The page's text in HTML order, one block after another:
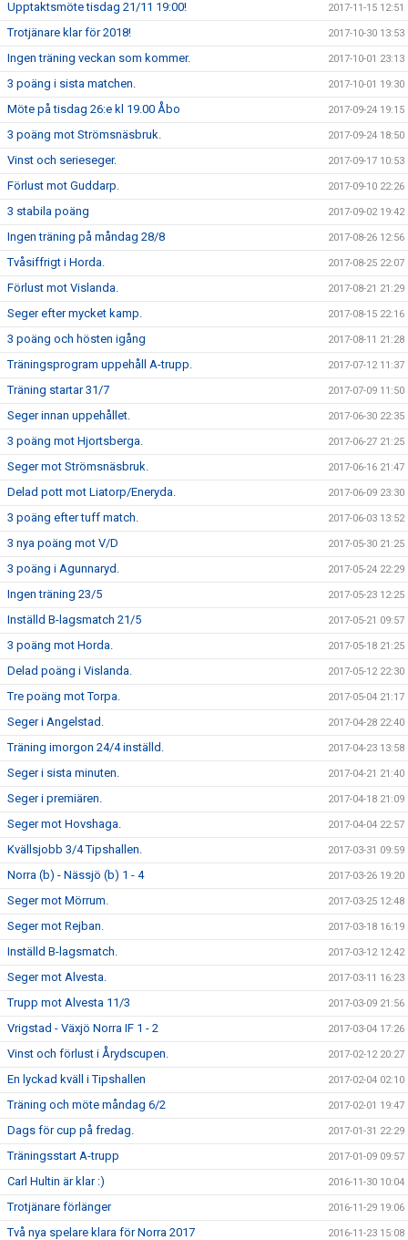
Upptaktsmöte tisdag 21/11 19:00! 2017-11-15 12:51
Trotjänare klar för 2018! 2017-10-30 13:53
Ingen träning veckan som kommer. 2017-10-01 23:13
3 poäng i sista matchen. 2017-10-01 19:30
Möte på tisdag 26:e kl 19.00 Åbo 2017-09-24 19:15
3 poäng mot Strömsnäsbruk. 2017-09-24 18:50
Vinst och serieseger. 2017-09-17 10:53
Förlust mot Guddarp. 2017-09-10 22:26
3 stabila poäng 2017-09-02 19:42
Ingen träning på måndag 28/8 2017-08-26 12:56
Tvåsiffrigt i Horda. 2017-08-25 22:07
Förlust mot Vislanda. 2017-08-21 21:29
Seger efter mycket kamp. 2017-08-15 22:16
3 poäng och hösten igång 2017-08-11 21:28
Träningsprogram uppehåll A-trupp. 2017-07-12 11:37
Träning startar 31/7 2017-07-09 11:50
Seger innan uppehållet. 2017-06-30 22:35
3 poäng mot Hjortsberga. 2017-06-27 21:25
Seger mot Strömsnäsbruk. 2017-06-16 21:47
Delad pott mot Liatorp/Eneryda. 2017-06-09 23:30
3 poäng efter tuff match. 2017-06-03 13:52
3 nya poäng mot V/D 2017-05-30 21:25
3 poäng i Agunnaryd. 2017-05-24 22:29
Ingen träning 23/5 2017-05-23 12:25
Inställd B-lagsmatch 21/5 2017-05-21 09:57
3 poäng mot Horda. 2017-05-18 21:25
Delad poäng i Vislanda. 2017-05-12 22:30
Tre poäng mot Torpa. 2017-05-04 21:17
Seger i Angelstad. 2017-04-28 22:40
Träning imorgon 24/4 inställd. 2017-04-23 13:58
Seger i sista minuten. 2017-04-21 21:40
Seger i premiären. 2017-04-18 21:09
Seger mot Hovshaga. 2017-04-04 22:57
Kvällsjobb 3/4 Tipshallen. 2017-03-31 09:59
Norra (b) - Nässjö (b) 1 - 4 2017-03-26 19:20
Seger mot Mörrum. 2017-03-25 12:48
Seger mot Rejban. 2017-03-18 16:19
Inställd B-lagsmatch. 2017-03-12 12:42
Seger mot Alvesta. 2017-03-11 16:23
Trupp mot Alvesta 11/3 2017-03-09 21:56
Vrigstad - Växjö Norra IF 1 - 2 2017-03-04 17:26
Vinst och förlust i Årydscupen. 2017-02-12 20:27
En lyckad kväll i Tipshallen 2017-02-04 02:10
Träning och möte måndag 6/2 2017-02-01 19:47
Dags för cup på fredag. 2017-01-31 22:29
Träningsstart A-trupp 2017-01-09 09:57
Carl Hultin är klar :) 2016-11-30 10:04
Trotjänare förlänger 2016-11-29 19:06
Två nya spelare klara för Norra 2017 2016-11-23 15:08